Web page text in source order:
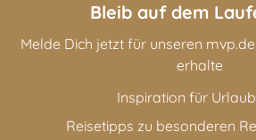
Bleib auf dem
Melde Dich jetzt für unseren
erhalte
Inspiration für
Reisetipps zu besonderen